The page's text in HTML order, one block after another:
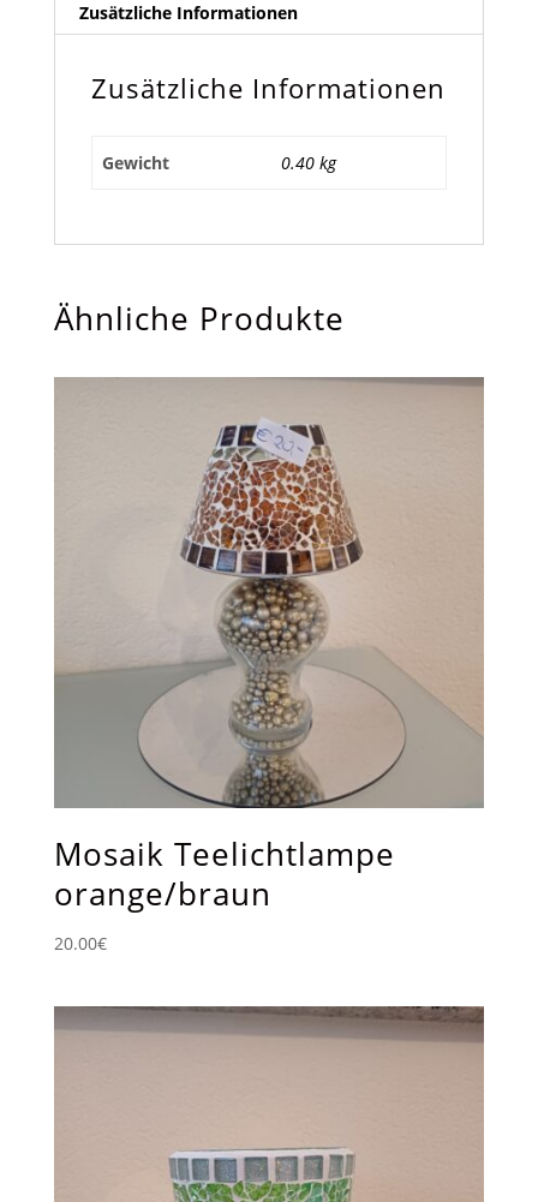
Zusätzliche Informationen
Zusätzliche Informationen
Gewicht 0.40 kg
Ähnliche Produkte
Mosaik Teelichtlampe
orange/braun
20.00€